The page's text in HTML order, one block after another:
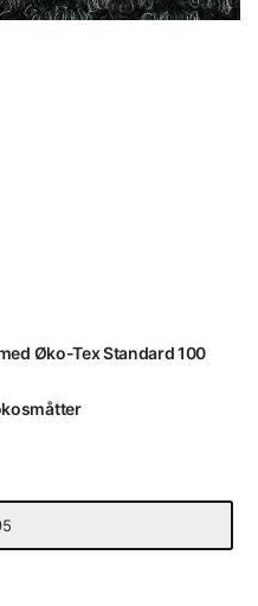
Øko-Tex Standard 100